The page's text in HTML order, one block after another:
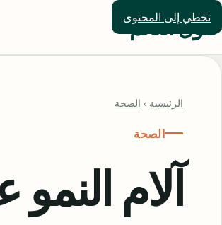
تخطي إلى المحتوى
حلول العالم
الرئيسية › الصحة
الصحة
آلام